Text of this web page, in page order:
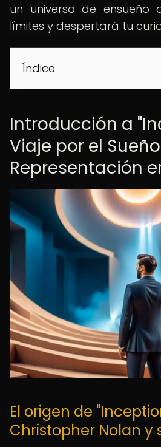
un universo de ensueño
límites y despertará tu
Índice
Introducción a
Viaje por el
Representación
El origen de
Christopher Nolan y